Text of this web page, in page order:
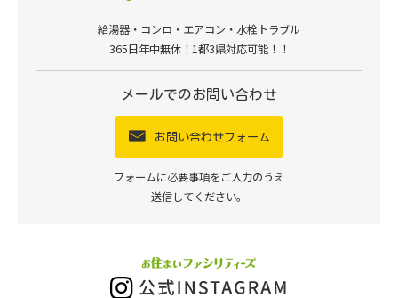
給湯器・コンロ・エアコン・水栓トラブル
365日年中無休！1都3県対応可能！！
メールでのお問い合わせ
お問い合わせフォーム
フォームに必要事項をご入力のうえ
送信してください。